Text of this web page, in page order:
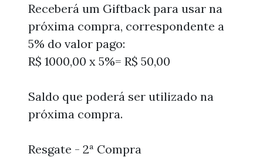
Receberá um Giftback para usar na
próxima compra, correspondente a
5% do valor pago:
R$ 1000,00 x 5%= R$ 50,00
Saldo que poderá ser utilizado na
próxima compra.
Resgate - 2ª Compra